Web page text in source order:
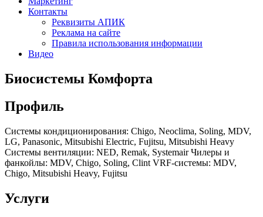
Контакты
Реквизиты АПИК
Реклама на сайте
Правила использования информации
Видео
Биосистемы Комфорта
Профиль
Системы кондиционирования: Chigo, Neoclima, Soling, MDV,
LG, Panasonic, Mitsubishi Electric, Fujitsu, Mitsubishi Heavy
Системы вентиляции: NED, Remak, Systemair Чилеры и
фанкойлы: MDV, Chigo, Soling, Clint VRF-системы: MDV,
Chigo, Mitsubishi Heavy, Fujitsu
Услуги